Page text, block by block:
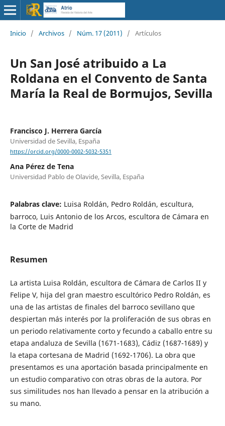
Inicio / Archivos / Núm. 17 (2011) / Artículos
Un San José atribuido a La
Roldana en el Convento de Santa
María la Real de Bormujos, Sevilla
Francisco J. Herrera García
Universidad de Sevilla, España
https://orcid.org/0000-0002-5032-5351
Ana Pérez de Tena
Universidad Pablo de Olavide, Sevilla, España
Palabras clave: Luisa Roldán, Pedro Roldán, escultura,
barroco, Luis Antonio de los Arcos, escultora de Cámara en
la Corte de Madrid
Resumen
La artista Luisa Roldán, escultora de Cámara de Carlos II y
Felipe V, hija del gran maestro escultórico Pedro Roldán, es
una de las artistas de finales del barroco sevillano que
despiertan más interés por la proliferación de sus obras en
un periodo relativamente corto y fecundo a caballo entre su
etapa andaluza de Sevilla (1671-1683), Cádiz (1687-1689) y
la etapa cortesana de Madrid (1692-1706). La obra que
presentamos es una aportación basada principalmente en
un estudio com­parativo con otras obras de la autora. Por
sus similitudes nos han llevado a pensar en la atribución a
su mano.